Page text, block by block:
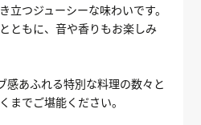
立つジューシーな味わいです。
ともに、音や香りもお楽しみ
感あふれる特別な料理の数々と
までご堪能ください。